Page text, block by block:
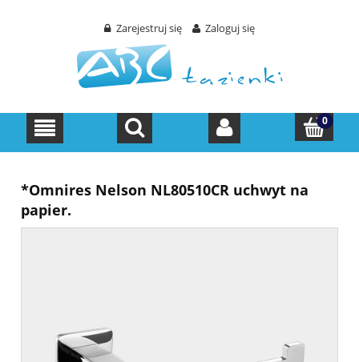
Zarejestruj się Zaloguj się
*Omnires Nelson NL80510CR uchwyt na
papier.